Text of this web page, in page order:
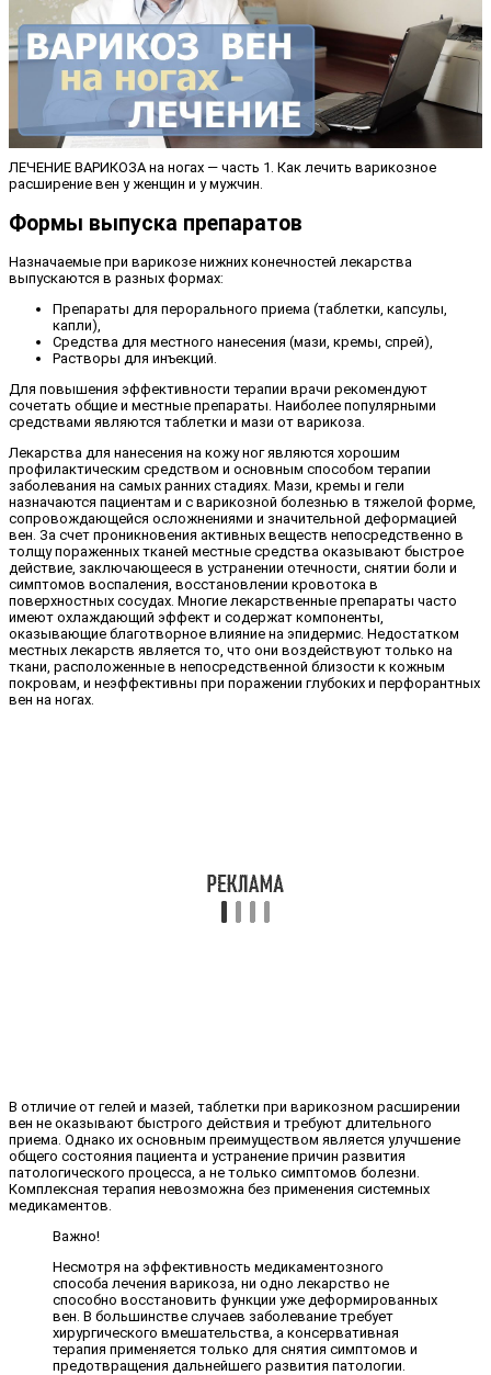
ЛЕЧЕНИЕ ВАРИКОЗА на ногах — часть 1. Как лечить варикозное
расширение вен у женщин и у мужчин.
Формы выпуска препаратов
Назначаемые при варикозе нижних конечностей лекарства
выпускаются в разных формах:
Препараты для перорального приема (таблетки, капсулы,
капли),
Средства для местного нанесения (мази, кремы, спрей),
Растворы для инъекций.
Для повышения эффективности терапии врачи рекомендуют
сочетать общие и местные препараты. Наиболее популярными
средствами являются таблетки и мази от варикоза.
Лекарства для нанесения на кожу ног являются хорошим
профилактическим средством и основным способом терапии
заболевания на самых ранних стадиях. Мази, кремы и гели
назначаются пациентам и с варикозной болезнью в тяжелой форме,
сопровождающейся осложнениями и значительной деформацией
вен. За счет проникновения активных веществ непосредственно в
толщу пораженных тканей местные средства оказывают быстрое
действие, заключающееся в устранении отечности, снятии боли и
симптомов воспаления, восстановлении кровотока в
поверхностных сосудах. Многие лекарственные препараты часто
имеют охлаждающий эффект и содержат компоненты,
оказывающие благотворное влияние на эпидермис. Недостатком
местных лекарств является то, что они воздействуют только на
ткани, расположенные в непосредственной близости к кожным
покровам, и неэффективны при поражении глубоких и перфорантных
вен на ногах.
В отличие от гелей и мазей, таблетки при варикозном расширении
вен не оказывают быстрого действия и требуют длительного
приема. Однако их основным преимуществом является улучшение
общего состояния пациента и устранение причин развития
патологического процесса, а не только симптомов болезни.
Комплексная терапия невозможна без применения системных
медикаментов.
Важно!
Несмотря на эффективность медикаментозного
способа лечения варикоза, ни одно лекарство не
способно восстановить функции уже деформированных
вен. В большинстве случаев заболевание требует
хирургического вмешательства, а консервативная
терапия применяется только для снятия симптомов и
предотвращения дальнейшего развития патологии.